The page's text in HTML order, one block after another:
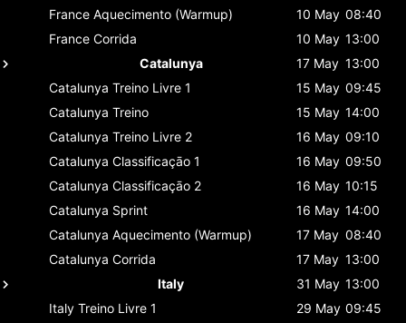
France Aquecimento (Warmup) 10 May 08:40
France Corrida 10 May 13:00
Catalunya
17 May 13:00
Catalunya Treino Livre 1 15 May 09:45
Catalunya Treino 15 May 14:00
Catalunya Treino Livre 2 16 May 09:10
Catalunya Classificaçāo 1 16 May 09:50
Catalunya Classificaçāo 2 16 May 10:15
Catalunya Sprint 16 May 14:00
Catalunya Aquecimento (Warmup) 17 May 08:40
Catalunya Corrida 17 May 13:00
Italy
31 May 13:00
Italy Treino Livre 1 29 May 09:45